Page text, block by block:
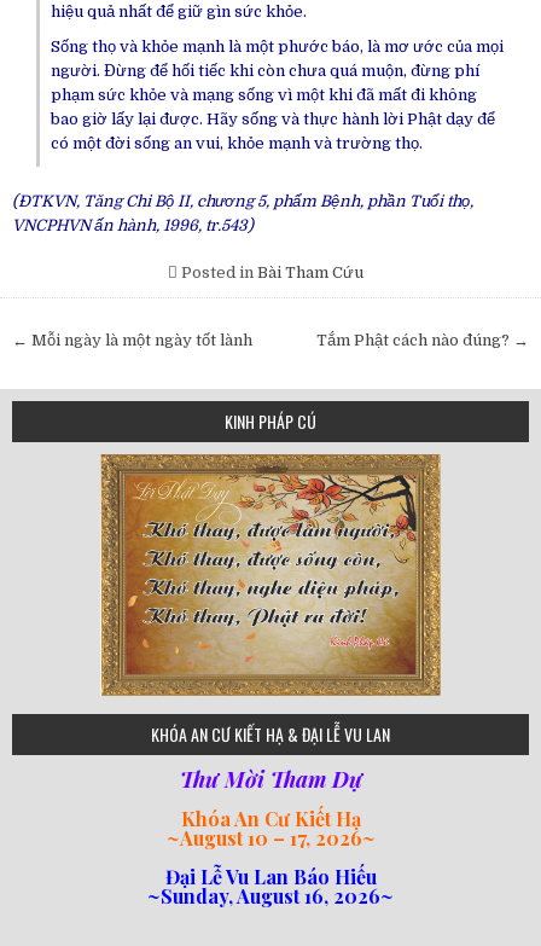
hiệu quả nhất để giữ gìn sức khỏe.
Sống thọ và khỏe mạnh là một phước báo, là mơ ước của mọi
người. Đừng để hối tiếc khi còn chưa quá muộn, đừng phí
phạm sức khỏe và mạng sống vì một khi đã mất đi không
bao giờ lấy lại được. Hãy sống và thực hành lời Phật dạy để
có một đời sống an vui, khỏe mạnh và trường thọ.
(ĐTKVN, Tăng Chi Bộ II, chương 5, phẩm Bệnh, phần Tuổi thọ,
VNCPHVN ấn hành, 1996, tr.543)
Posted in Bài Tham Cứu
Post Tắm Phật cách nào đúng? →
← Mỗi ngày là một ngày tốt lành
KINH PHÁP CÚ
75
KHÓA AN CƯ KIẾT HẠ & ĐẠI LỄ VU LAN
Thư Mời Tham Dự
Khóa An Cư Kiết Hạ
~August 10 – 17, 2026~
Đại Lễ Vu Lan Báo Hiếu
~Sunday, August 16, 2026~